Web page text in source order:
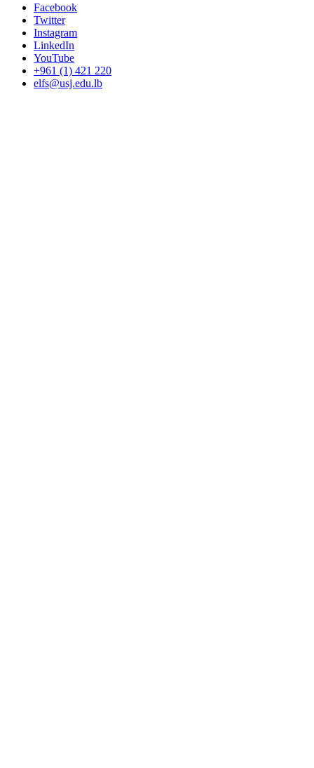
Facebook
Twitter
Instagram
LinkedIn
YouTube
+961 (1) 421 220
elfs@usj.edu.lb